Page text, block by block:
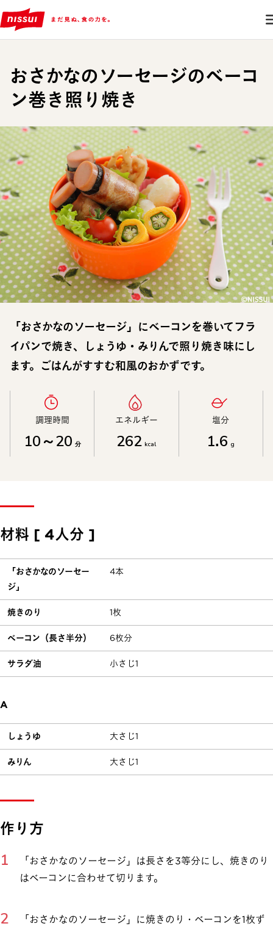
おさかなのソーセージのベーコ
ン巻き照り焼き
「おさかなのソーセージ」にベーコンを巻いてフラ
イパンで焼き、しょうゆ・みりんで照り焼き味にし
ます。ごはんがすすむ和風のおかずです。
調理時間​
10～20 分
エネルギー​
262 kcal
塩分​
1.6 g
材料 [ 4人分 ]
「おさかなのソーセー
ジ」
4本
焼きのり 1枚
ベーコン（長さ半分） 6枚分
サラダ油 小さじ1
A
しょうゆ 大さじ1
みりん 大さじ1
作り方
「おさかなのソーセージ」は長さを3等分にし、焼きのり
はベーコンに合わせて切ります。
「おさかなのソーセージ」に焼きのり・ベーコンを1枚ず